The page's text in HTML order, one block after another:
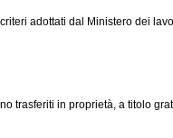
adottati dal Ministero dei
in proprietà, a titolo